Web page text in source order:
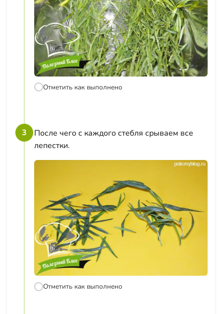
Отметить как выполнено
3
После чего с каждого стебля срываем все
лепестки.
Отметить как выполнено